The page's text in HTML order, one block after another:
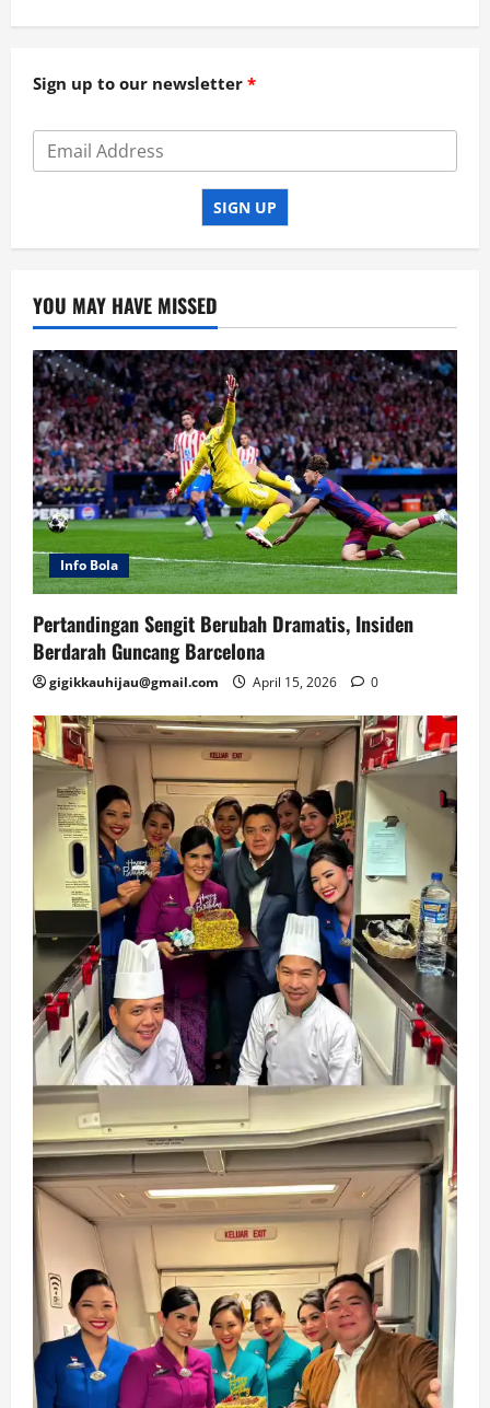
Sign up to our newsletter
SIGN UP
YOU MAY HAVE MISSED
Info Bola
Pertandingan Sengit Berubah Dramatis, Insiden
Berdarah Guncang Barcelona
gigikkauhijau@gmail.com April 15, 2026 0